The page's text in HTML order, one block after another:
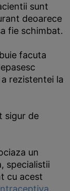
sunt
deoarece
fie schimbat.
facuta
rezistentei la
sigur de
un
specialistii
cu acest
,